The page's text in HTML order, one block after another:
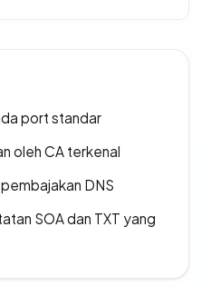
port standar
oleh CA terkenal
DNS
SOA dan TXT yang